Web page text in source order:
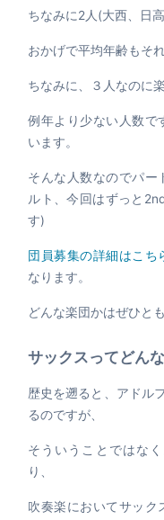
ちなみに2人(大西、日
おかげで平均年齢もそ
ちなみに、３人なのに
例年より少ない人数で
います。
そんな人数なのでパー
ルト、今回はずっと
す)
団員募集の詳細はこち
なります。
どんな楽団かはぜひと
サックスってどん
歴史を遡ると、アドル
るのですが、
そういうことではな
り、
吹奏楽においてサック